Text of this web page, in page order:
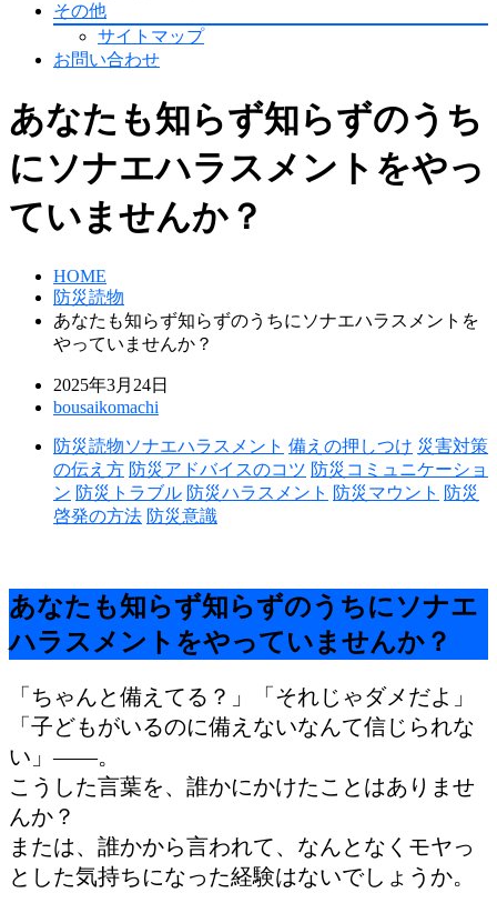
その他
サイトマップ
お問い合わせ
あなたも知らず知らずのうち
にソナエハラスメントをやっ
ていませんか？
HOME
防災読物
あなたも知らず知らずのうちにソナエハラスメントを
やっていませんか？
2025年3月24日
bousaikomachi
防災読物ソナエハラスメント 備えの押しつけ 災害対策
の伝え方 防災アドバイスのコツ 防災コミュニケーショ
ン 防災トラブル 防災ハラスメント 防災マウント 防災
啓発の方法 防災意識
あなたも知らず知らずのうちにソナエ
ハラスメントをやっていませんか？
「ちゃんと備えてる？」「それじゃダメだよ」
「子どもがいるのに備えないなんて信じられな
い」——。
こうした言葉を、誰かにかけたことはありませ
んか？
または、誰かから言われて、なんとなくモヤっ
とした気持ちになった経験はないでしょうか。